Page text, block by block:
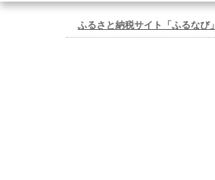
ふるさと納税サイト「ふるなび」